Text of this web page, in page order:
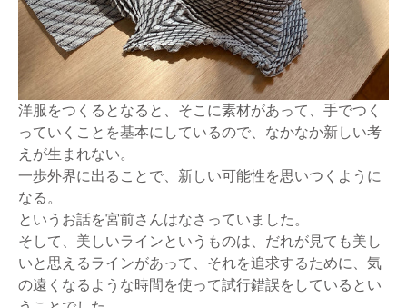
洋服をつくるとなると、そこに素材があって、手でつく
っていくことを基本にしているので、なかなか新しい考
えが生まれない。
一歩外界に出ることで、新しい可能性を思いつくように
なる。
というお話を宮前さんはなさっていました。
そして、美しいラインというものは、だれが見ても美し
いと思えるラインがあって、それを追求するために、気
の遠くなるような時間を使って試行錯誤をしているとい